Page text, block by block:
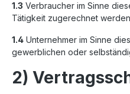
1.3 Verbraucher im Sinne
Tätigkeit zugerechnet
1.4 Unternehmer im Sinne
gewerblichen oder
2)